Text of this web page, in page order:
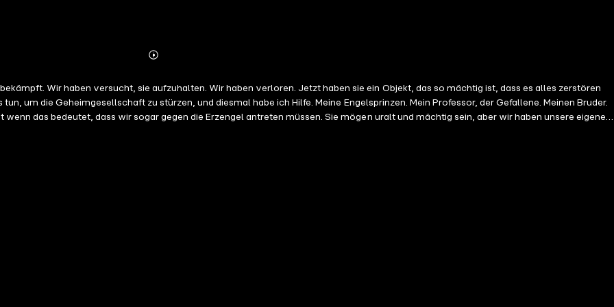
Mehr
verloren. Jetzt haben sie ein Objekt, das so mächtig ist, dass es alles zerstören